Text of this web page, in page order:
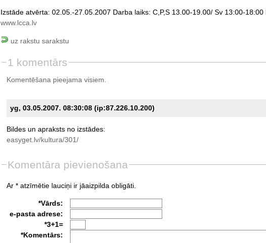
Izstāde atvērta: 02.05.-27.05.2007 Darba laiks: C,P,S 13.00-19.00/ Sv 13:00-
www.lcca.lv
uz rakstu sarakstu
1 komentārs
Komentēšana pieejama visiem.
yg, 03.05.2007. 08:30:08 (ip:87.226.10.200)
Bildes un apraksts no izstādes:
easyget.lv/kultura/301/
Komentāra pievienošana
Ar * atzīmētie lauciņi ir jāaizpilda obligāti.
*Vārds:
e-pasta adrese:
*3+1=
*Komentārs: